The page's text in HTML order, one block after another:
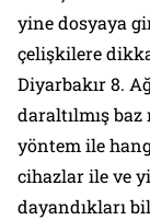
yine dosyaya
çelişkilere
Diyarbakır 8.
daraltılmış
yöntem ile
cihazlar ile ve
dayandıkları